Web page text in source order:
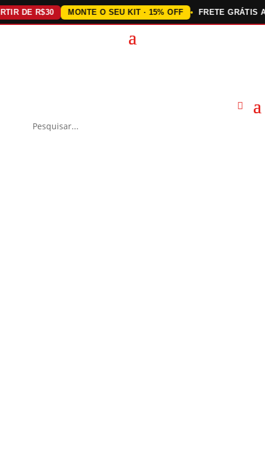
R$30 MONTE O SEU KIT · 15% OFF FRETE GRÁTIS